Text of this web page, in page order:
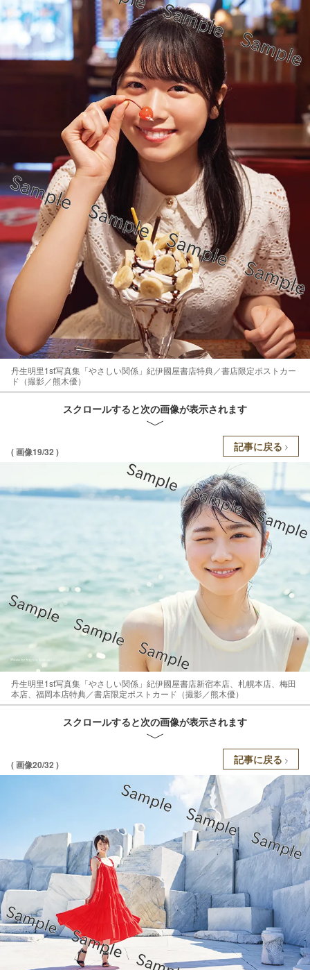
丹生明里1st写真集「やさしい関係」紀伊國屋書店特典／書店限定ポストカー
ド（撮影／熊木優）
スクロールすると次の画像が表示されます
( 画像19/32 ) 記事に戻る
丹生明里1st写真集「やさしい関係」紀伊國屋書店新宿本店、札幌本店、梅田
本店、福岡本店特典／書店限定ポストカード（撮影／熊木優）
スクロールすると次の画像が表示されます
( 画像20/32 ) 記事に戻る